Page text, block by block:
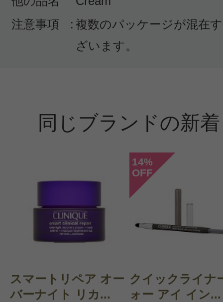
注意事項
: 複数のパッケージが混在
ざいます。
同じブランドの新
スマートリペア オー
バーナイト リカ...
14%
OFF
クイックライナ
ォー アイ イン...